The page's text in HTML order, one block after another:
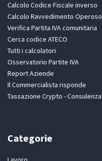
Calcolo Codice Fiscale inverso
Calcolo Ravvedimento Operoso
Verifica Partita IVA comunitaria
Cerca codice ATECO
Tutti i calcolatori
Osservatorio Partite IVA
Report Aziende
Il Commercialista risponde
Tassazione Crypto - Consulenza
Categorie